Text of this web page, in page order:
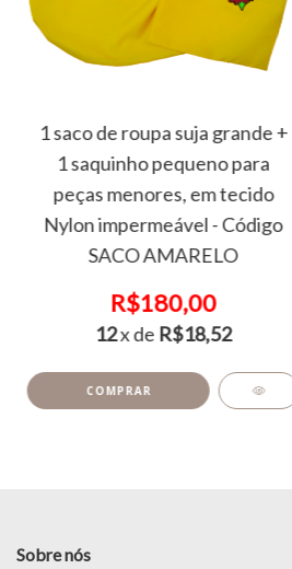
1 saco de roupa suja grande +
1 saquinho pequeno para
peças menores, em tecido
Nylon impermeável - Código
SACO AMARELO
R$180,00
12x de R$18,52
Sobre nós